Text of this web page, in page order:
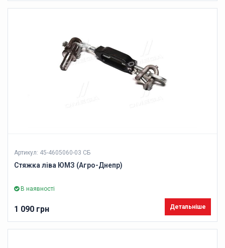
Артикул: 45-4605060-03 СБ
Стяжка ліва ЮМЗ (Агро-Днепр)
В наявності
1 090 грн Детальніше